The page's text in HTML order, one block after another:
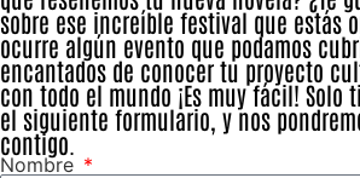
sobre ese increíble festival que estás
ocurre algún evento que podamos
encantados de conocer tu proyecto
con todo el mundo ¡Es muy fácil! Solo
el siguiente formulario, y nos
contigo.
Nombre